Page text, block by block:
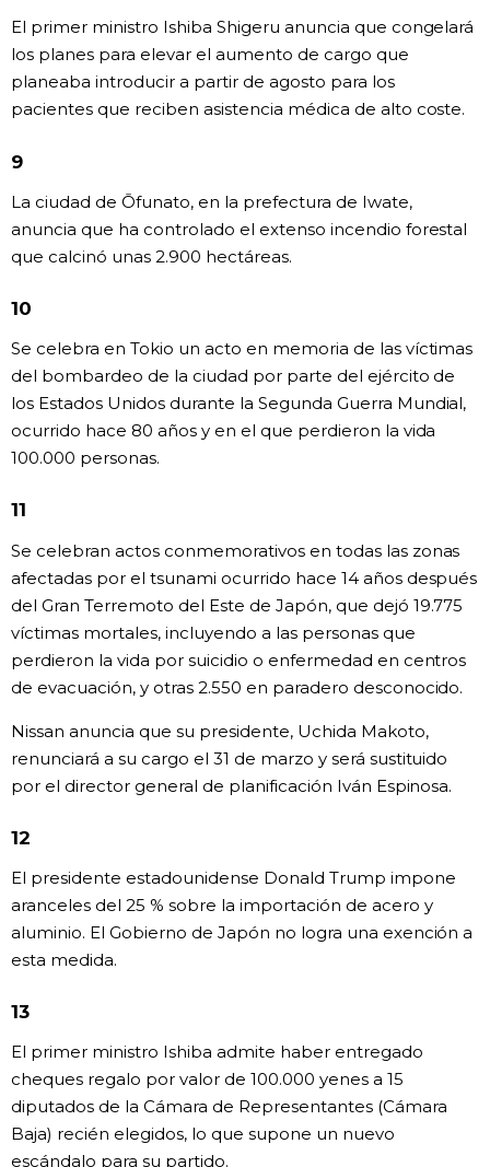
El primer ministro Ishiba Shigeru anuncia que congelará
los planes para elevar el aumento de cargo que
planeaba introducir a partir de agosto para los
pacientes que reciben asistencia médica de alto coste.
9
La ciudad de Ōfunato, en la prefectura de Iwate,
anuncia que ha controlado el extenso incendio forestal
que calcinó unas 2.900 hectáreas.
10
Se celebra en Tokio un acto en memoria de las víctimas
del bombardeo de la ciudad por parte del ejército de
los Estados Unidos durante la Segunda Guerra Mundial,
ocurrido hace 80 años y en el que perdieron la vida
100.000 personas.
11
Se celebran actos conmemorativos en todas las zonas
afectadas por el tsunami ocurrido hace 14 años después
del Gran Terremoto del Este de Japón, que dejó 19.775
víctimas mortales, incluyendo a las personas que
perdieron la vida por suicidio o enfermedad en centros
de evacuación, y otras 2.550 en paradero desconocido.
Nissan anuncia que su presidente, Uchida Makoto,
renunciará a su cargo el 31 de marzo y será sustituido
por el director general de planificación Iván Espinosa.
12
El presidente estadounidense Donald Trump impone
aranceles del 25 % sobre la importación de acero y
aluminio. El Gobierno de Japón no logra una exención a
esta medida.
13
El primer ministro Ishiba admite haber entregado
cheques regalo por valor de 100.000 yenes a 15
diputados de la Cámara de Representantes (Cámara
Baja) recién elegidos, lo que supone un nuevo
escándalo para su partido.